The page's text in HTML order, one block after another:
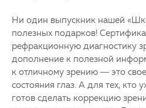
Ни один выпускник нашей
полезных подарков!
рефракционную диагностику
дополнение к полезной
к отличному зрению — это
состояния глаз. А для тех, кто
готов сделать коррекцию